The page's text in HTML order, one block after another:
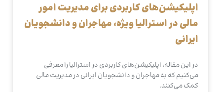
اپلیکیشن‌های کاربردی برای مدیریت امور
مالی در استرالیا ویژه، مهاجران و دانشجویان
ایرانی
در این مقاله، اپلیکیشن‌های کاربردی در استرالیا را معرفی
می‌کنیم که به مهاجران و دانشجویان ایرانی در مدیریت مالی
کمک می‌کنند.